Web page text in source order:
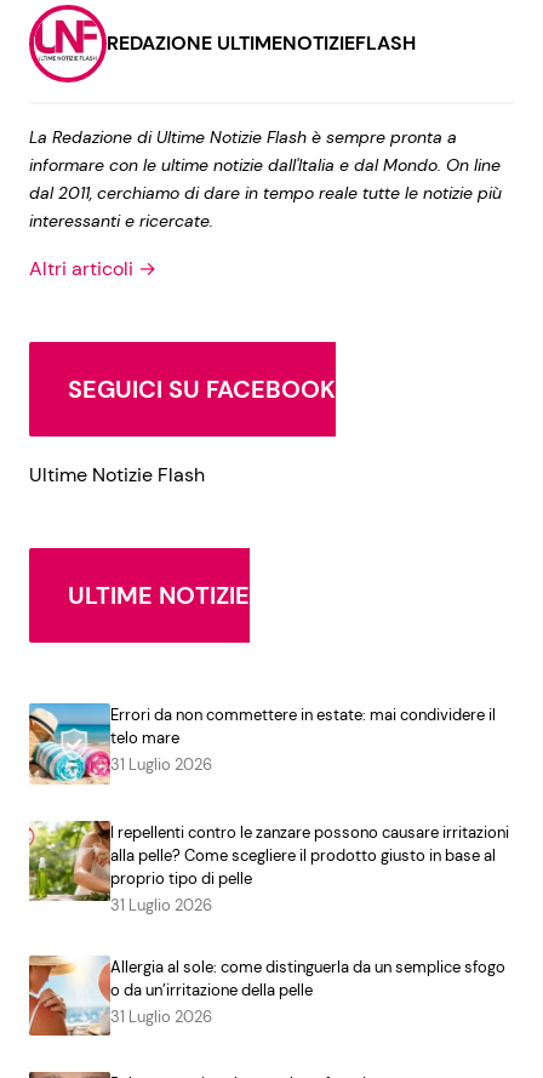
REDAZIONE ULTIMENOTIZIEFLASH
La Redazione di Ultime Notizie Flash è sempre pronta a
informare con le ultime notizie dall'Italia e dal Mondo. On line
dal 2011, cerchiamo di dare in tempo reale tutte le notizie più
interessanti e ricercate.
Altri articoli →
SEGUICI SU FACEBOOK
Ultime Notizie Flash
ULTIME NOTIZIE
Errori da non commettere in estate: mai condividere il
telo mare
31 Luglio 2026
I repellenti contro le zanzare possono causare irritazioni
alla pelle? Come scegliere il prodotto giusto in base al
proprio tipo di pelle
31 Luglio 2026
Allergia al sole: come distinguerla da un semplice sfogo
o da un’irritazione della pelle
31 Luglio 2026